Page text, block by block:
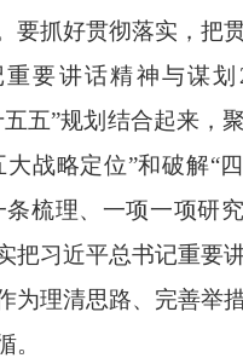
要抓好贯彻落实，把
要讲话精神与谋划
五”规划结合起来，
大战略定位”和破解“
条梳理、一项一项研
把习近平总书记重要
为理清思路、完善举
。